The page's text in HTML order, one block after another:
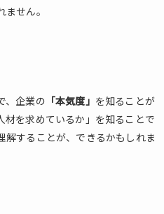
せん。
、企業の 「本気度」 を知ることが
材を求めているか」を知ることで
解することが、できるかもしれま